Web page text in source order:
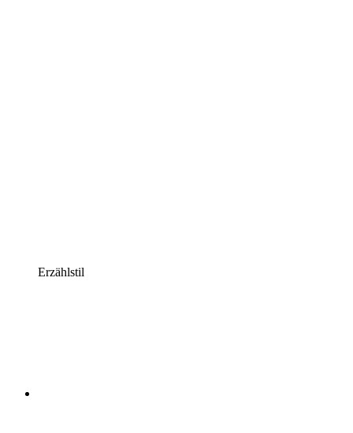
Erzählstil